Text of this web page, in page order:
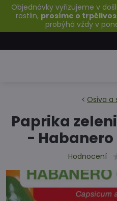
Objednávky vyřizujeme v
rostlin, prosíme o
probýhá vždy v
Osiva a
Paprika
-
Hodnocení